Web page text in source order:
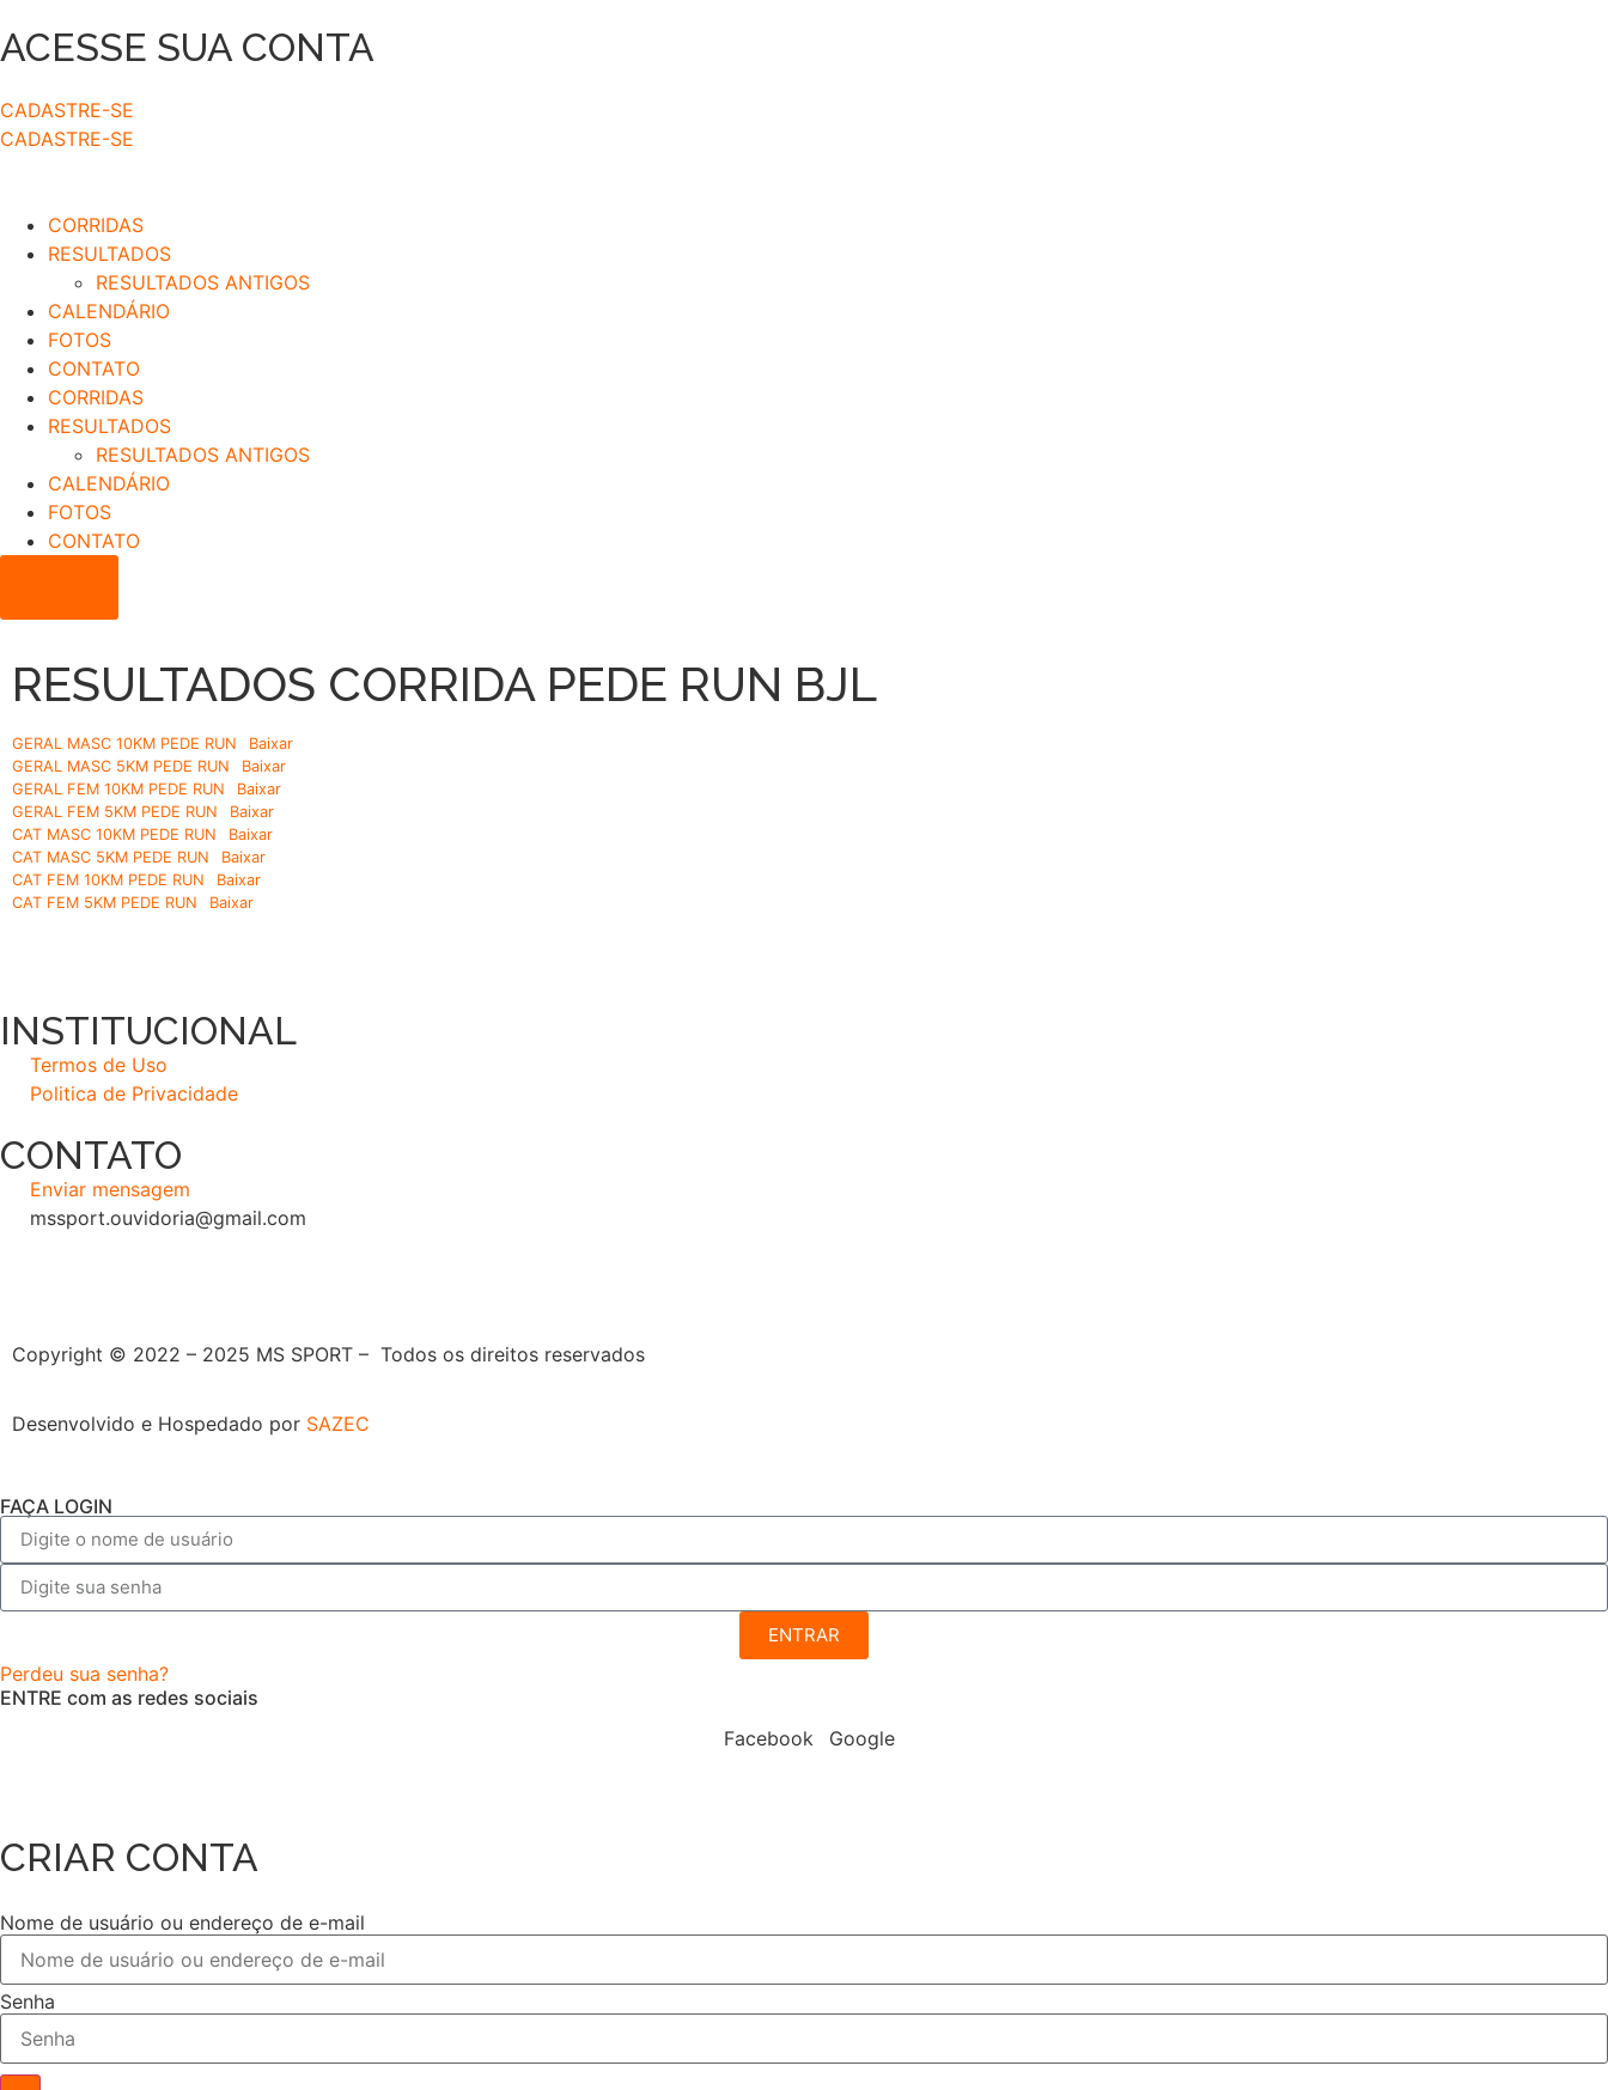
ACESSE SUA CONTA
CADASTRE-SE
CADASTRE-SE
CORRIDAS
RESULTADOS
RESULTADOS ANTIGOS
CALENDÁRIO
FOTOS
CONTATO
CORRIDAS
RESULTADOS
RESULTADOS ANTIGOS
CALENDÁRIO
FOTOS
CONTATO
RESULTADOS CORRIDA PEDE RUN BJL
GERAL MASC 10KM PEDE RUN
Baixar
GERAL MASC 5KM PEDE RUN
Baixar
GERAL FEM 10KM PEDE RUN
Baixar
GERAL FEM 5KM PEDE RUN
Baixar
CAT MASC 10KM PEDE RUN
Baixar
CAT MASC 5KM PEDE RUN
Baixar
CAT FEM 10KM PEDE RUN
Baixar
CAT FEM 5KM PEDE RUN
Baixar
INSTITUCIONAL
Termos de Uso
Politica de Privacidade
CONTATO
Enviar mensagem
mssport.ouvidoria@gmail.com
Copyright © 2022 – 2025 MS SPORT – Todos os direitos reservados
Desenvolvido e Hospedado por SAZEC
FAÇA LOGIN
ENTRAR
Perdeu sua senha?
ENTRE com as redes sociais
Facebook
Google
CRIAR CONTA
Nome de usuário ou endereço de e-mail
Senha